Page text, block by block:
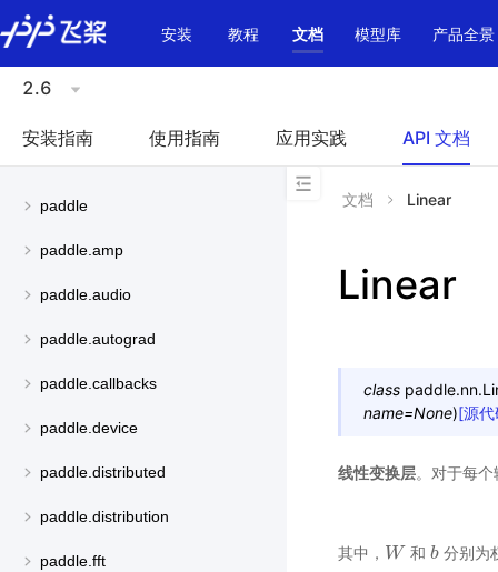
\u200E
安装
教程 文档 模型库 产品全景
2.6
安装指南 使用指南 应用实践 API 文档
paddle
paddle.amp
paddle.audio
paddle.autograd
paddle.callbacks
paddle.device
paddle.distributed
paddle.distribution
paddle.fft
文档 Linear
Linear
class paddle.nn.
name=None)[源
线性变换层。对于每
其中， W
W 和b
b 分别为